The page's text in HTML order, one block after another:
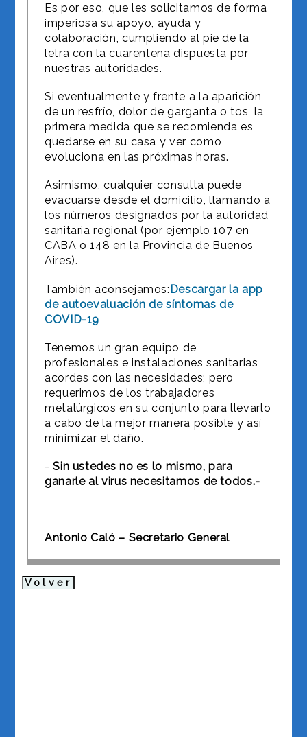
Es por eso, que les solicitamos de forma
imperiosa su apoyo, ayuda y
colaboración, cumpliendo al pie de la
letra con la cuarentena dispuesta por
nuestras autoridades.
Si eventualmente y frente a la aparición
de un resfrío, dolor de garganta o tos, la
primera medida que se recomienda es
quedarse en su casa y ver como
evoluciona en las próximas horas.
Asimismo, cualquier consulta puede
evacuarse desde el domicilio, llamando a
los números designados por la autoridad
sanitaria regional (por ejemplo 107 en
CABA o 148 en la Provincia de Buenos
Aires).
También aconsejamos: Descargar la app
de autoevaluación de síntomas de
COVID-19
Tenemos un gran equipo de
profesionales e instalaciones sanitarias
acordes con las necesidades; pero
requerimos de los trabajadores
metalúrgicos en su conjunto para llevarlo
a cabo de la mejor manera posible y así
minimizar el daño.
-Sin ustedes no es lo mismo, para
ganarle al virus necesitamos de todos.-
Antonio Caló – Secretario General